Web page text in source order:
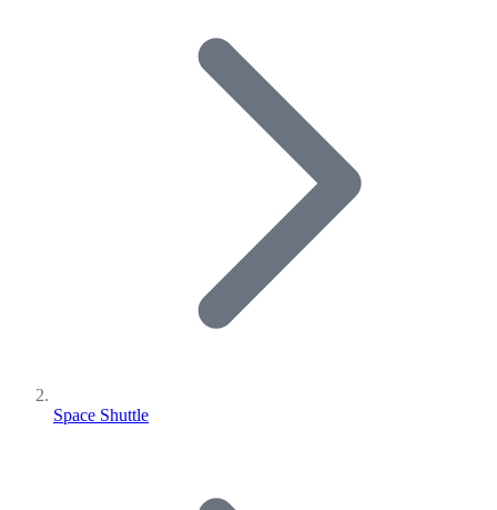
Space Shuttle